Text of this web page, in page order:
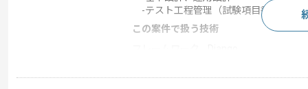
-テスト工程管理（試験項目書作成、
この案件で扱う技術